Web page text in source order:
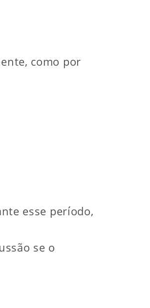
como por
esse período,
se o